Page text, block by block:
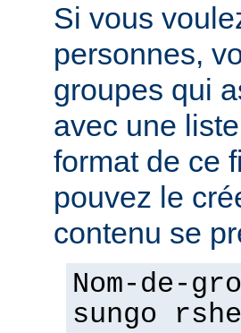
Si vous
personnes,
groupes qui
avec une
format de ce
pouvez le
contenu se
Nom-de-
sungo